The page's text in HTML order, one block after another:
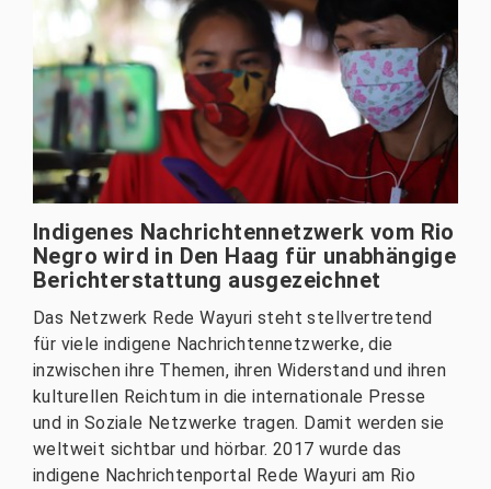
Indigenes Nachrichtennetzwerk vom Rio
Negro wird in Den Haag für unabhängige
Berichterstattung ausgezeichnet
Das Netzwerk Rede Wayuri steht stellvertretend
für viele indigene Nachrichtennetzwerke, die
inzwischen ihre Themen, ihren Widerstand und ihren
kulturellen Reichtum in die internationale Presse
und in Soziale Netzwerke tragen. Damit werden sie
weltweit sichtbar und hörbar. 2017 wurde das
indigene Nachrichtenportal Rede Wayuri am Rio